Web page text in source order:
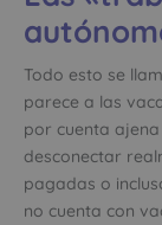
Todo esto se
parece a las
por cuenta
desconectar
pagadas o
no cuenta con